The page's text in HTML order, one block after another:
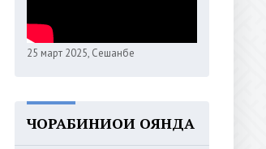
25 март 2025, Сешанбе
ЧОРАБИНИҲОИ ОЯНДА